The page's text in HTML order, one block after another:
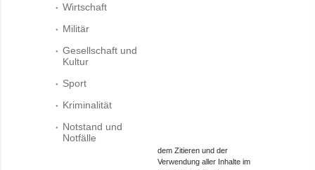
Wirtschaft
Militär
Gesellschaft und
Kultur
Sport
Kriminalität
Notstand und
Notfälle
dem Zitieren und der
Verwendung aller Inhalte im